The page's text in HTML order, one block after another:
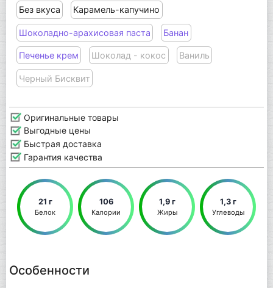
Без вкуса Карамель-капучино
Шоколадно-арахисовая паста Банан
Печенье крем Шоколад - кокос Ваниль
Черный Бисквит
Оригинальные товары
Выгодные цены
Быстрая доставка
Гарантия качества
21 г
Белок
106
Калории
1,9 г
Жиры
1,3 г
Углеводы
Особенности